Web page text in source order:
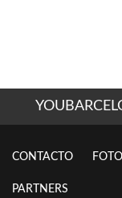
CONTACTO
PARTNERS